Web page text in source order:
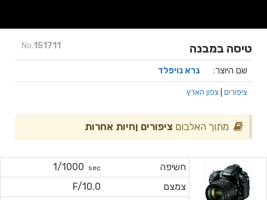
No.151711 טיסה במבנה
שם היוצר: גרא נויפלד
ציפורים צפון הארץ
מתוך האלבום ציפורים ןחיות אחרות
חשיפה sec
1/1000
צמצם
F/10.0